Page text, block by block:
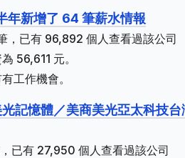
年新增了 64 筆薪水情報
，已有 96,892 個人查看過該公司
56,611 元。
工作機會。
記憶體／美商美光亞太科技
已有 27,950 個人查看過該公司